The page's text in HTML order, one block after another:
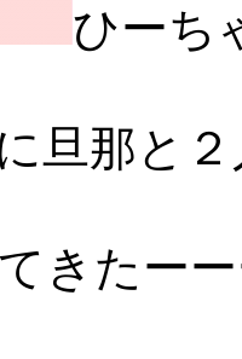
ひーち
旦那と
きたー